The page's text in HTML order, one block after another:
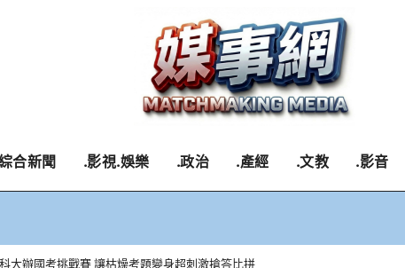
合新聞 .影視.娛樂 .政治 .產經 .文教 .影音
大辦國考挑戰賽 讓枯燥考題變身超刺激搶答比拼